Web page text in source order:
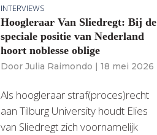
INTERVIEWS
Hoogleraar Van Sliedregt: Bij de
speciale positie van Nederland
hoort noblesse oblige
Door Julia Raimondo | 18 mei 2026
Als hoogleraar straf(proces)recht
aan Tilburg University houdt Elies
van Sliedregt zich voornamelijk